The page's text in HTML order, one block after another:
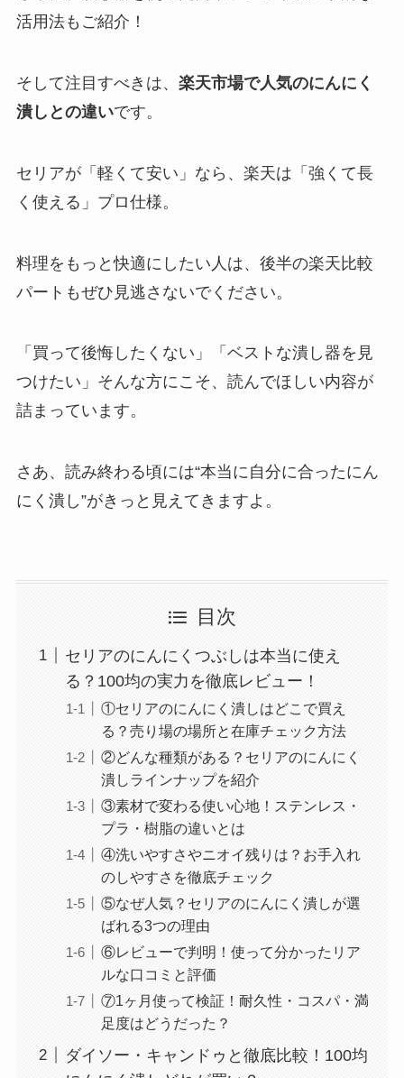
活用法もご紹介！
そして注目すべきは、 楽天市場で人気のにんにく
潰しとの違いです。
セリアが「軽くて安い」なら、楽天は「強くて長
く使える」プロ仕様。
料理をもっと快適にしたい人は、後半の楽天比較
パートもぜひ見逃さないでください。
「買って後悔したくない」「ベストな潰し器を見
つけたい」そんな方にこそ、読んでほしい内容が
詰まっています。
さあ、読み終わる頃には“本当に自分に合ったにん
にく潰し”がきっと見えてきますよ。
目次
セリアのにんにくつぶしは本当に使え
る？100均の実力を徹底レビュー！
①セリアのにんにく潰しはどこで買え
る？売り場の場所と在庫チェック方法
②どんな種類がある？セリアのにんにく
潰しラインナップを紹介
③素材で変わる使い心地！ステンレス・
プラ・樹脂の違いとは
④洗いやすさやニオイ残りは？お手入れ
のしやすさを徹底チェック
⑤なぜ人気？セリアのにんにく潰しが選
ばれる3つの理由
⑥レビューで判明！使って分かったリア
ルな口コミと評価
⑦1ヶ月使って検証！耐久性・コスパ・満
足度はどうだった？
ダイソー・キャンドゥと徹底比較！100均